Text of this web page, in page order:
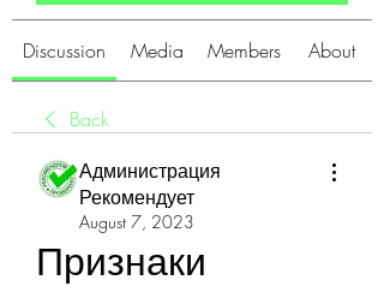
Discussion Media Members About
Back
Администрация
Рекомендует
August 7, 2023
Признаки